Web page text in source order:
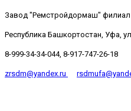
Завод "Ремстройдормаш"
Республика Башкортостан, Уфа,
8-999-34-34-044, 8-917-747-26-18
zrsdm@yandex.ru